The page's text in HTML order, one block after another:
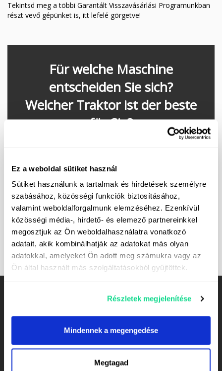
Ez a weboldal sütiket használ
Sütiket használunk a tartalmak és hirdetések személyre
szabásához, közösségi funkciók biztosításához,
valamint weboldalforgalmunk elemzéséhez. Ezenkívül
közösségi média-, hirdető- és elemező partnereinkkel
megosztjuk az Ön weboldalhasználatra vonatkozó
adatait, akik kombinálhatják az adatokat más olyan
adatokkal, amelyeket Ön adott meg számukra vagy az
Ön által használt más szolgáltatásokból gyűjtöttek.
Részletek megjelenítése
Mindennek a megengedése
Megtagad
Tekintsd meg a többi Garantált Visszavásárlási Programunkban
részt vevő gépünket is, itt lefelé görgetve!
Für welche Maschine
entscheiden Sie sich?
Welcher Traktor ist der beste
für Sie?
um einen Rückruf. Wir werden uns so schnell wie
möglich mit Ihnen in Verbindung setzen. aber
höchstens innerhalb von 24 Stunden.
Ich beantrage einen Rückruf
GPS: 46.364503, 17.840974
Maschinenverkauf
Maschinenverkauf:+3630 074 0200
ertekesites@gepkozvetito.hu